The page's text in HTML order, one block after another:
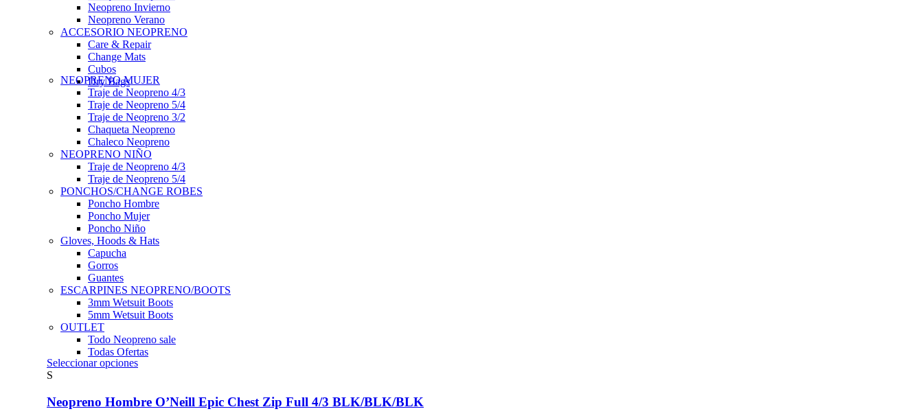
Neopreno Invierno
Neopreno Verano
ACCESORIO NEOPRENO
Care & Repair
Change Mats
Cubos
Dry Bags
NEOPRENO MUJER
Traje de Neopreno 4/3
Traje de Neopreno 5/4
Traje de Neopreno 3/2
Chaqueta Neopreno
Chaleco Neopreno
NEOPRENO NIÑO
Traje de Neopreno 4/3
Traje de Neopreno 5/4
PONCHOS/CHANGE ROBES
Poncho Hombre
Poncho Mujer
Poncho Niño
Gloves, Hoods & Hats
Capucha
Gorros
Guantes
ESCARPINES NEOPRENO/BOOTS
3mm Wetsuit Boots
5mm Wetsuit Boots
OUTLET
Todo Neopreno sale
Todas Ofertas
Seleccionar opcionesEste
múltiples
variantes.
S
Neopreno Hombre O’Neill Epic Chest Zip Full 4/3 BLK/BLK/BLK